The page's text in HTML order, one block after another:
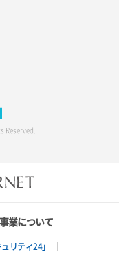
Reserved.
業について
リティ24」